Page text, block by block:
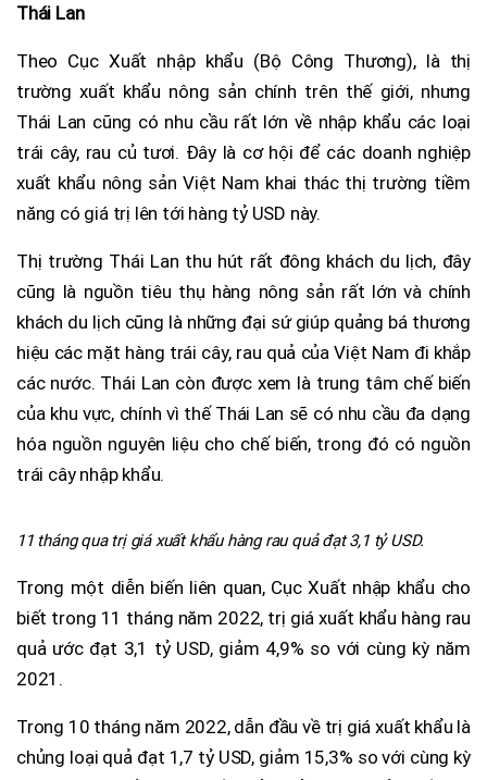
Thái Lan
Theo Cục Xuất nhập khẩu (Bộ Công Thương), là thị
trường xuất khẩu nông sản chính trên thế giới, nhưng
Thái Lan cũng có nhu cầu rất lớn về nhập khẩu các loại
trái cây, rau củ tươi. Đây là cơ hội để các doanh nghiệp
xuất khẩu nông sản Việt Nam khai thác thị trường tiềm
năng có giá trị lên tới hàng tỷ USD này.
Thị trường Thái Lan thu hút rất đông khách du lịch, đây
cũng là nguồn tiêu thụ hàng nông sản rất lớn và chính
khách du lịch cũng là những đại sứ giúp quảng bá thương
hiệu các mặt hàng trái cây, rau quả của Việt Nam đi khắp
các nước. Thái Lan còn được xem là trung tâm chế biến
của khu vực, chính vì thế Thái Lan sẽ có nhu cầu đa dạng
hóa nguồn nguyên liệu cho chế biến, trong đó có nguồn
trái cây nhập khẩu.
11 tháng qua trị giá xuất khẩu hàng rau quả đạt 3,1 tỷ USD.
Trong một diễn biến liên quan, Cục Xuất nhập khẩu cho
biết trong 11 tháng năm 2022, trị giá xuất khẩu hàng rau
quả ước đạt 3,1 tỷ USD, giảm 4,9% so với cùng kỳ năm
2021.
Trong 10 tháng năm 2022, dẫn đầu về trị giá xuất khẩu là
chủng loại quả đạt 1,7 tỷ USD, giảm 15,3% so với cùng kỳ